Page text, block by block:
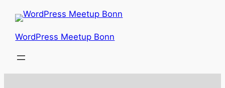
Inhalt
springen
WordPress Meetup Bonn